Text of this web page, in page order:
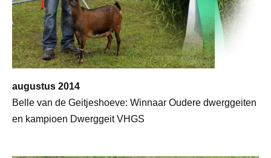
augustus 2014
Belle van de Geitjeshoeve: Winnaar Oudere dwerggeiten
en kampioen Dwerggeit VHGS